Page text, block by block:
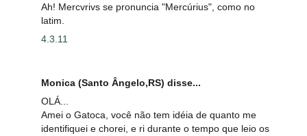
Ah! Mercvrivs se pronuncia "Mercúrius", como no
latim.
4.3.11
Monica (Santo Ângelo,RS) disse...
OLÁ...
Amei o Gatoca, você não tem idéia de quanto me
identifiquei e chorei, e ri durante o tempo que leio os